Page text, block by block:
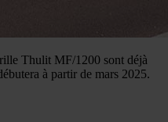
Thulit MF/1200 sont déjà
à partir de mars 2025.